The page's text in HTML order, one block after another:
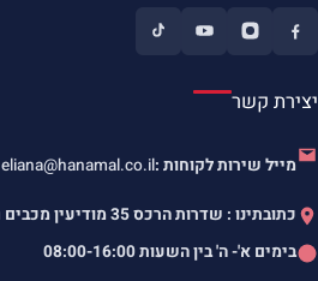
יצירת קשר
מייל שירות לקוחות :eliana@hanamal.co.il
כתובתינו : שדרות הרכס 35 מודיעין מכבים רעות
בימים א'- ה' בין השעות08:00-16:00